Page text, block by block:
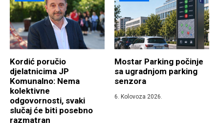
Kordić poručio
djelatnicima JP
Komunalno: Nema
kolektivne
odgovornosti, svaki
slučaj će biti posebno
razmatran
Mostar Parking počinje
sa ugradnjom parking
senzora
6. Kolovoza 2026.